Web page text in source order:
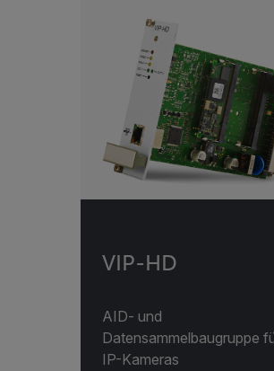
VIP-HD
AID- und
Datensammelbaugruppe
IP-Kameras